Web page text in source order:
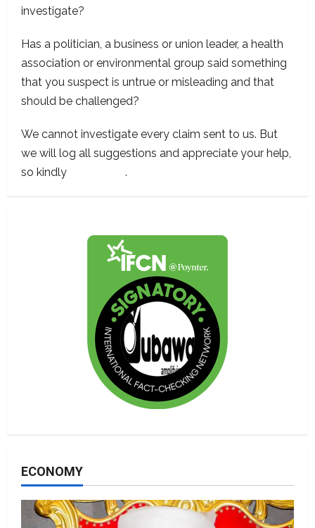
investigate?
Has a politician, a business or union leader, a health
association or environmental group said something
that you suspect is untrue or misleading and that
should be challenged?
We cannot investigate every claim sent to us. But
we will log all suggestions and appreciate your help,
so kindly
.
ECONOMY